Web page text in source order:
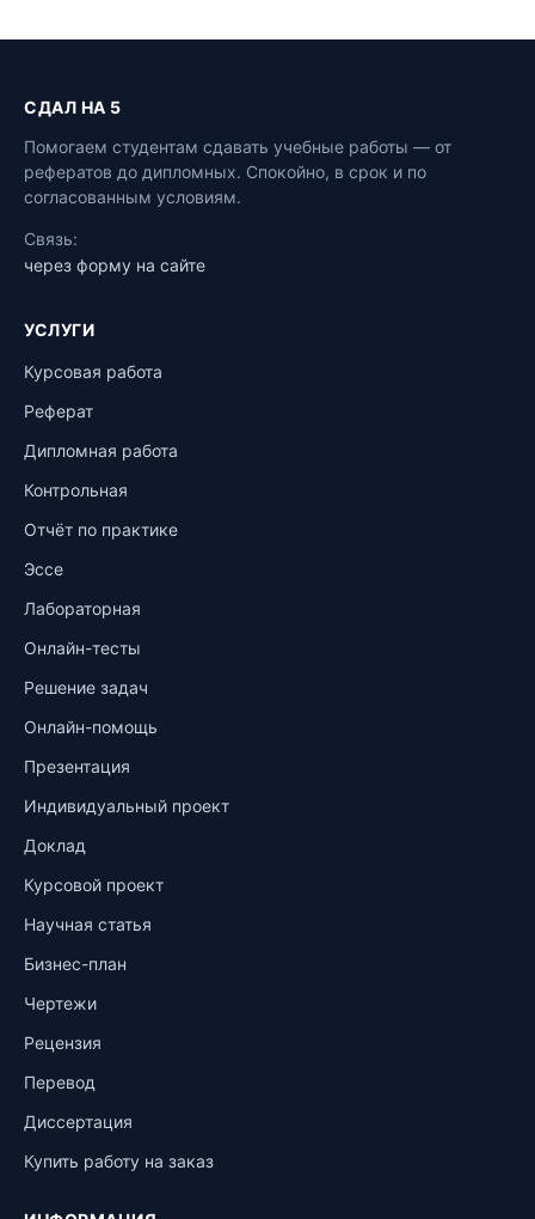
СДАЛ НА 5
Помогаем студентам сдавать учебные работы — от
рефератов до дипломных. Спокойно, в срок и по
согласованным условиям.
Связь:
через форму на сайте
УСЛУГИ
Курсовая работа
Реферат
Дипломная работа
Контрольная
Отчёт по практике
Эссе
Лабораторная
Онлайн-тесты
Решение задач
Онлайн-помощь
Презентация
Индивидуальный проект
Доклад
Курсовой проект
Научная статья
Бизнес-план
Чертежи
Рецензия
Перевод
Диссертация
Купить работу на заказ